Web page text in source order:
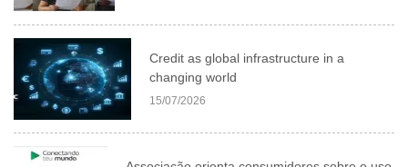
Credit as global infrastructure in a
changing world
15/07/2026